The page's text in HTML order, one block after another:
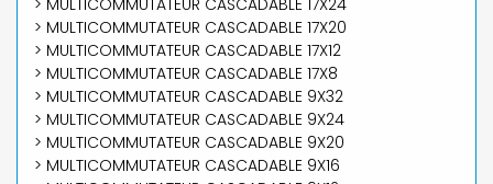
> MULTICOMMUTATEUR CASCADABLE 17X24
> MULTICOMMUTATEUR CASCADABLE 17X20
> MULTICOMMUTATEUR CASCADABLE 17X12
> MULTICOMMUTATEUR CASCADABLE 17X8
> MULTICOMMUTATEUR CASCADABLE 9X32
> MULTICOMMUTATEUR CASCADABLE 9X24
> MULTICOMMUTATEUR CASCADABLE 9X20
> MULTICOMMUTATEUR CASCADABLE 9X16